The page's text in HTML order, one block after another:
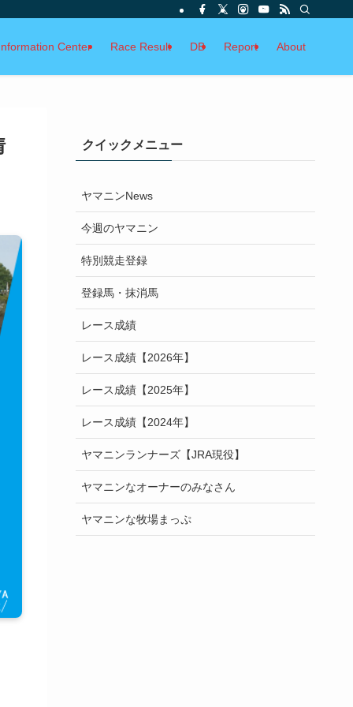
Center Race Result DB Report About
クイックメニュー
ヤマニンNews
今週のヤマニン
特別競走登録
登録馬・抹消馬
レース成績
レース成績【2026年】
レース成績【2025年】
レース成績【2024年】
ヤマニンランナーズ【JRA現役】
ヤマニンなオーナーのみなさん
ヤマニンな牧場まっぷ